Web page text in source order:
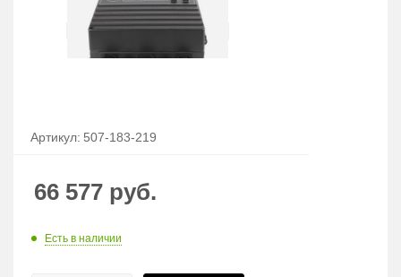
Артикул: 507-183-219
66 577 руб.
Есть в наличии